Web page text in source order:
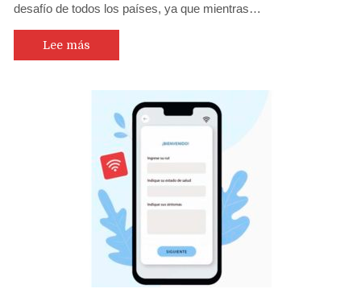
desafío de todos los países, ya que mientras…
Lee más